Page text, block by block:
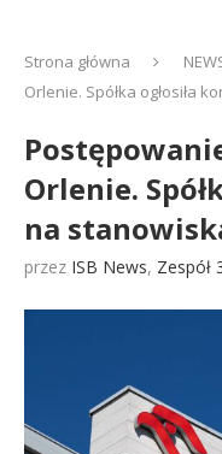
Strona główna
Orlenie. Spółka ogłosiła
Orlenie.
na
przez ISB News, Zespół